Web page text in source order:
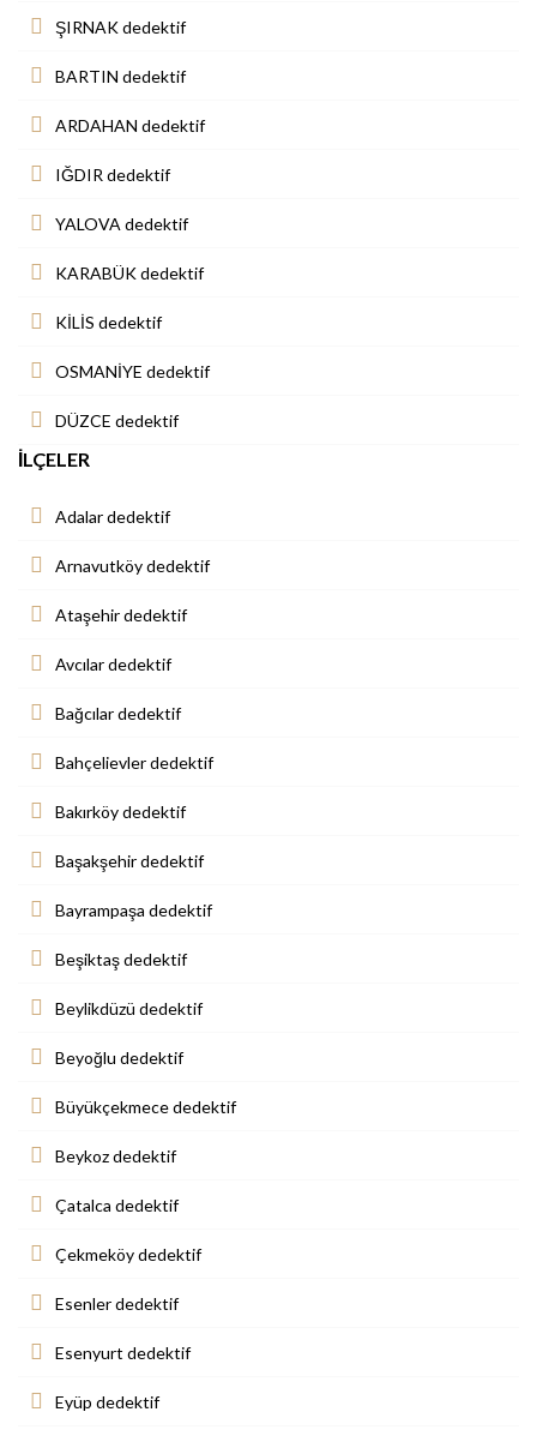
ŞIRNAK dedektif
BARTIN dedektif
ARDAHAN dedektif
IĞDIR dedektif
YALOVA dedektif
KARABÜK dedektif
KİLİS dedektif
OSMANİYE dedektif
DÜZCE dedektif
İLÇELER
Adalar dedektif
Arnavutköy dedektif
Ataşehir dedektif
Avcılar dedektif
Bağcılar dedektif
Bahçelievler dedektif
Bakırköy dedektif
Başakşehir dedektif
Bayrampaşa dedektif
Beşiktaş dedektif
Beylikdüzü dedektif
Beyoğlu dedektif
Büyükçekmece dedektif
Beykoz dedektif
Çatalca dedektif
Çekmeköy dedektif
Esenler dedektif
Esenyurt dedektif
Eyüp dedektif